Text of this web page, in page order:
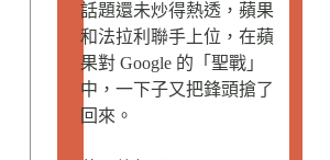
話題還未炒得熱透，蘋果
和法拉利聯手上位，在蘋
果對 Google 的「聖戰」
中，一下子又把鋒頭搶了
回來。